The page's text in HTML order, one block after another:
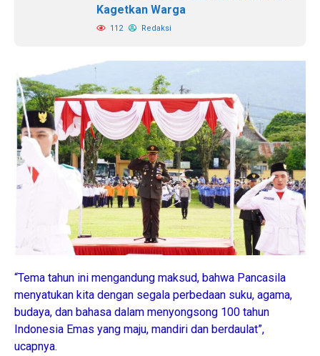
Kagetkan Warga
112 Redaksi
“Tema tahun ini mengandung maksud, bahwa Pancasila
menyatukan kita dengan segala perbedaan suku, agama,
budaya, dan bahasa dalam menyongsong 100 tahun
Indonesia Emas yang maju, mandiri dan berdaulat”,
ucapnya.